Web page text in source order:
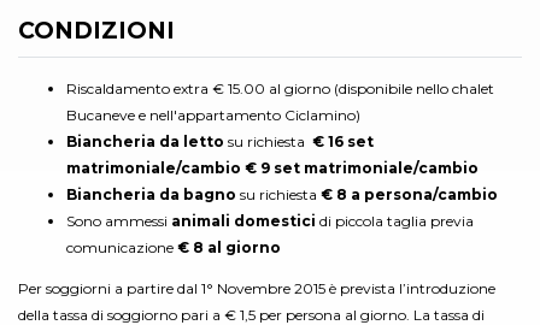
CONDIZIONI
Riscaldamento extra € 15.00 al giorno (disponibile nello chalet
Bucaneve e nell'appartamento Ciclamino)
Biancheria da letto su richiesta € 16 set
matrimoniale/cambio € 9 set matrimoniale/cambio
Biancheria da bagno su richiesta € 8 a persona/cambio
Sono ammessi animali domestici di piccola taglia previa
comunicazione € 8 al giorno
Per soggiorni a partire dal 1° Novembre 2015 è prevista l’introduzione
della tassa di soggiorno pari a € 1,5 per persona al giorno. La tassa di